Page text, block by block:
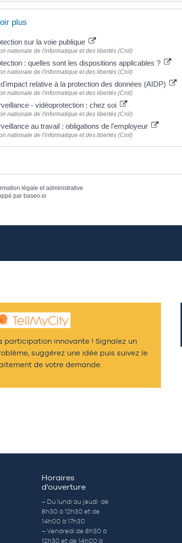
plus
sur la voie publique
nationale de l'informatique et des libertés (Cnil)
: quelles sont les dispositions applicables ?
nationale de l'informatique et des libertés (Cnil)
relative à la protection des données (AIDP)
nationale de l'informatique et des libertés (Cnil)
- vidéoprotection : chez soi
nationale de l'informatique et des libertés (Cnil)
au travail : obligations de l'employeur
nationale de l'informatique et des libertés (Cnil)
légale et administrative
par baseo.io
participation innovante ! Signalez un
suggérez une idée puis suivez le
de votre demande.
Horaires
d’ouverture
– Du lundi au jeudi de
8h30 à 12h30 et de
14h00 à 17h30
– Vendredi de 8h30 à
12h30 et de 14h00 à